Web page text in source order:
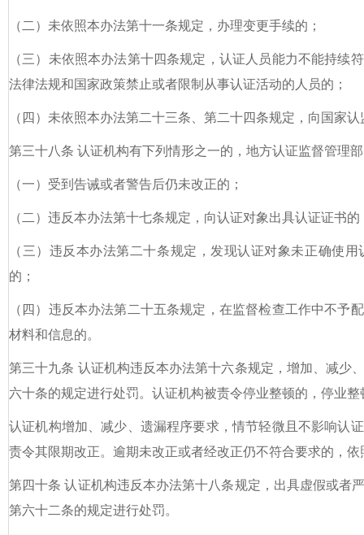
（二）未依照本办法第十一条规定，办理变更手续的；
（三）未依照本办法第十四条规定，认证人员能力不能持续
法律法规和国家政策禁止或者限制从事认证活动的人员的；
（四）未依照本办法第二十三条、第二十四条规定，向国家
第三十八条 认证机构有下列情形之一的，地方认证监督管理
（一）受到告诫或者警告后仍未改正的；
（二）违反本办法第十七条规定，向认证对象出具认证证书
（三）违反本办法第二十条规定，发现认证对象未正确使
的；
（四）违反本办法第二十五条规定，在监督检查工作中不予
材料和信息的。
第三十九条 认证机构违反本办法第十六条规定，增加、减少
六十条的规定进行处罚。认证机构被责令停业整顿的，停业
认证机构增加、减少、遗漏程序要求，情节轻微且不影响认
责令其限期改正。逾期未改正或者经改正仍不符合要求的，
第四十条 认证机构违反本办法第十八条规定，出具虚假或者
第六十二条的规定进行处罚。